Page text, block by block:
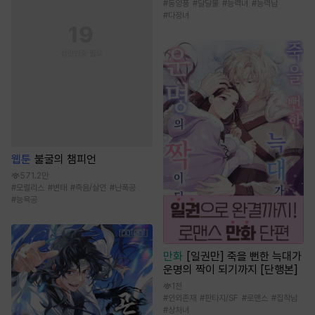
웹툰 불굴의 챔피언
571.2만
#모럴리스 #변태 #죽음/살인 #난폭공
#능욕공
#동양풍 #달달물 #능력녀 #능력남
#다정녀
만화
[일권만] 죽을 뻔한 늑대가
운명의 짝이 되기까지 [단행본]
1천
#인외존재 #판타지/SF #로맨스 #집착남
#상처녀